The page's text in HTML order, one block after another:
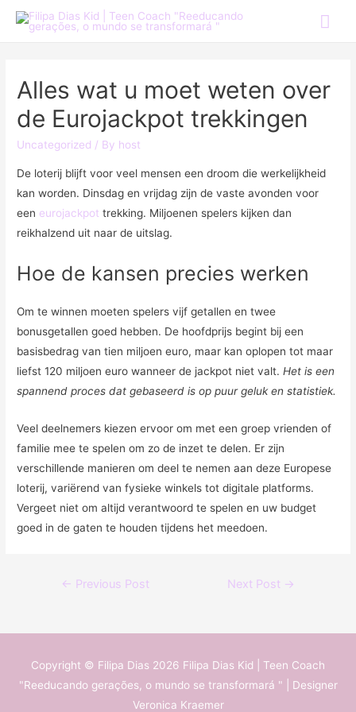
Alles wat u moet weten over
de Eurojackpot trekkingen
Uncategorized / By host
De loterij blijft voor veel mensen een droom die werkelijkheid
kan worden. Dinsdag en vrijdag zijn de vaste avonden voor
een eurojackpot trekking. Miljoenen spelers kijken dan
reikhalzend uit naar de uitslag.
Hoe de kansen precies werken
Om te winnen moeten spelers vijf getallen en twee
bonusgetallen goed hebben. De hoofdprijs begint bij een
basisbedrag van tien miljoen euro, maar kan oplopen tot maar
liefst 120 miljoen euro wanneer de jackpot niet valt.Het is een
spannend proces dat gebaseerd is op puur geluk en statistiek.
Veel deelnemers kiezen ervoor om met een groep vrienden of
familie mee te spelen om zo de inzet te delen. Er zijn
verschillende manieren om deel te nemen aan deze Europese
loterij, variërend van fysieke winkels tot digitale platforms.
Vergeet niet om altijd verantwoord te spelen en uw budget
goed in de gaten te houden tijdens het meedoen.
← Previous Post Next Post →
Copyright © Filipa Dias 2026 Filipa Dias Kid | Teen Coach
"Reeducando gerações, o mundo se transformará " | Designer
Veronica Kraemer